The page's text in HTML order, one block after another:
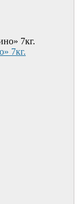
7кг.